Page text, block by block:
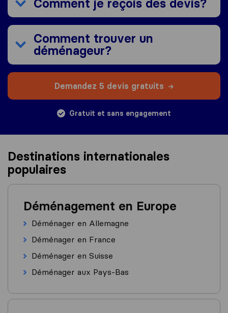
Comment je reçois des devis?
Comment trouver un
déménageur?
Demandez 5 devis gratuits
Gratuit et sans engagement
Destinations internationales
populaires
Déménagement en Europe
Déménager en Allemagne
Déménager en France
Déménager en Suisse
Déménager aux Pays-Bas